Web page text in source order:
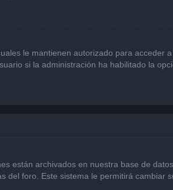
le mantienen autorizado para
si la administración ha habilitado la
están archivados en nuestra base de
del foro. Este sistema le permitirá cambiar